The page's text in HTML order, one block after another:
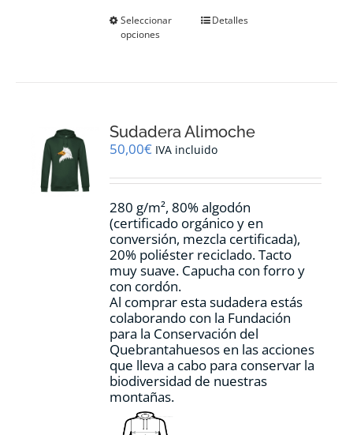
Seleccionar
opciones
Este
se
pueden
en
página
de
producto
Detalles
Sudadera Alimoche
50,00€ IVA incluido
280 g/m², 80% algodón
(certificado orgánico y en
conversión, mezcla certificada),
20% poliéster reciclado. Tacto
muy suave. Capucha con forro y
con cordón.
Al comprar esta sudadera estás
colaborando con la Fundación
para la Conservación del
Quebrantahuesos en las acciones
que lleva a cabo para conservar la
biodiversidad de nuestras
montañas.